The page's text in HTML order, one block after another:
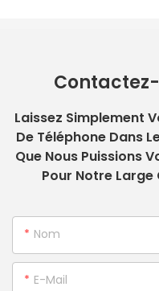
Laissez Simplement
De Téléphone Dans
Que Nous Puissions
Pour Notre
Nom
E-Mail